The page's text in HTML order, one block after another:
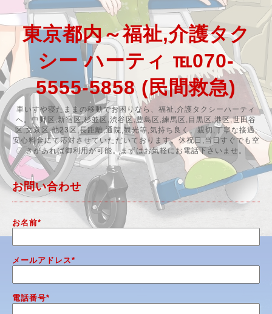
東京都内～福祉,介護タク
シー ハーティ ℡070-
5555-5858 (民間救急)
車いすや寝たままの移動でお困りなら、福祉,介護タクシーハーティ
へ。中野区,新宿区,杉並区,渋谷区,豊島区,練馬区,目黒区,港区,世田谷
区,文京区,他23区,長距離,通院,観光等,気持ち良く、親切,丁寧な接遇,
安心料金にて応対させていただいております。休祝日,当日すぐでも空
きがあれば御利用が可能。まずはお気軽にお電話下さいませ。
お問い合わせ
お名前*
メールアドレス*
電話番号*